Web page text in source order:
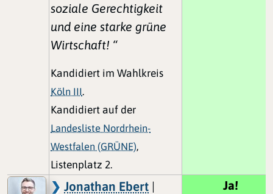
soziale Gerechtigkeit
und eine starke grüne
Wirtschaft! “
Kandidiert im Wahlkreis
Köln III.
Kandidiert auf der
Landesliste Nordrhein-
Westfalen (GRÜNE),
Listenplatz 2.
Jonathan Ebert |
Ja!